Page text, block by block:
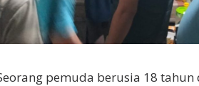
pemuda berusia 18